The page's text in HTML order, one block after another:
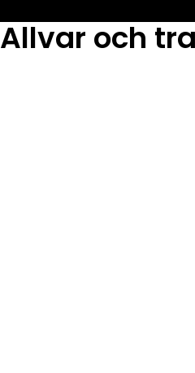
Allvar och